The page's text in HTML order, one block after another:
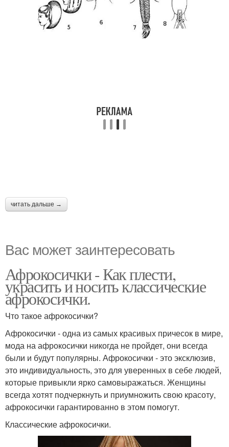
читать дальше →
Вас может заинтересовать
Афрокосички - Как плести,
украсить и носить классические
афрокосички.
Что такое афрокосички?
Афрокосички - одна из самых красивых причесок в мире,
мода на афрокосички никогда не пройдет, они всегда
были и будут популярны. Афрокосички - это эксклюзив,
это индивидуальность, это для уверенных в себе людей,
которые привыкли ярко самовыражаться. Женщины
всегда хотят подчеркнуть и приумножить свою красоту,
афрокосички гарантированно в этом помогут.
Классические афрокосички.